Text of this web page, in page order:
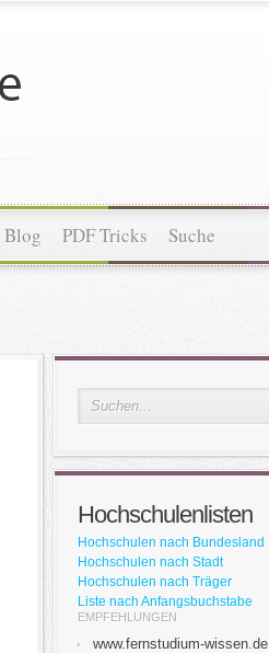
Blog PDF Tricks Suche
Hochschulenlisten
Hochschulen nach Bundesland
Hochschulen nach Stadt
Hochschulen nach Träger
Liste nach Anfangsbuchstabe
EMPFEHLUNGEN
www.fernstudium-wissen.de